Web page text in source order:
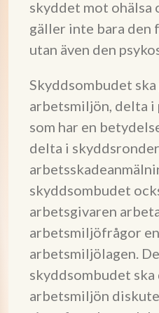
skyddet mot ohälsa
gäller inte bara den
utan även den
Skyddsombudet
arbetsmiljön, delta i
som har en
delta i
skyddsombudet
arbetsgivaren
arbetsmiljöfrågor
arbetsmiljölagen.
skyddsombudet
arbetsmiljön